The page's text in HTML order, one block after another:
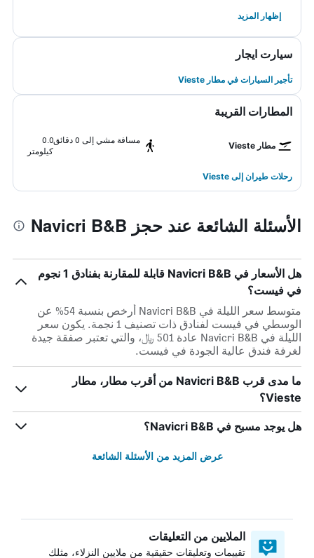
إظهار المزيد
سيارت ايجار
تأجير السيارات في مطار Vieste
المطارات القريبة
مطار Vieste
مسافة مشي إلى 0 دقائق
0.0
كيلومتر
رحلات طيران إلى Vieste
الأسئلة الشائعة عند حجز Navicri B&B
هل الأسعار في Navicri B&B قابلة للمقارنة بفنادق 1 نجوم
في فيست؟
متوسط سعر الليلة في Navicri B&B أرخص بنسبة 54% عن
الوسطي في فيست لفنادق ذات تصنيف 1 نجمة. يكون سعر
الليلة في Navicri B&B عادة 501 ﷼، والتي تعتبر صفقة جيدة
لغرفة فندق عالية الجودة في فيست.
ما مدى قرب Navicri B&B من أقرب مطار، مطار
Vieste؟
هل يوجد مسبح في Navicri B&B؟
عرض المزيد من الأسئلة الشائعة
الملايين من التعليقات
تقييمات وتعليقات حقيقية من ملايين النزلاء، مثلك